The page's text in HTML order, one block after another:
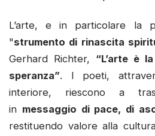
L’arte, e in particolare la
"strumento di rinascita
Gerhard Richter, “L’arte è
speranza”. I poeti,
interiore, riescono a
in messaggio di pace, di
restituendo valore alla